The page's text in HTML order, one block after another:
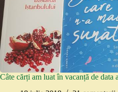
Câte cărți am luat în vacanță de data